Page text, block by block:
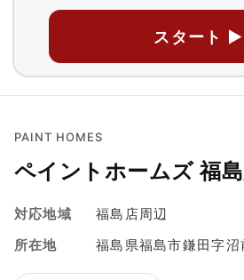
スタート ▶
PAINT HOMES
ペイントホームズ 福
対応地域
福島店周辺
所在地
福島県福島市鎌田字